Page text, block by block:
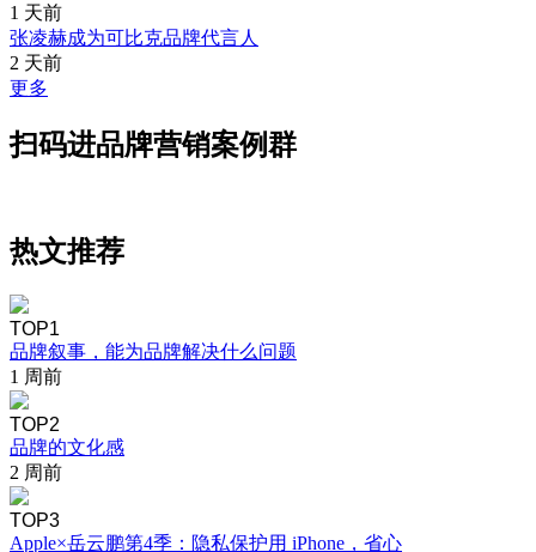
1 天前
张凌赫成为可比克品牌代言人
2 天前
更多
扫码进品牌营销案例群
热文推荐
TOP1
品牌叙事，能为品牌解决什么问题
1 周前
TOP2
品牌的文化感
2 周前
TOP3
Apple×岳云鹏第4季：隐私保护用 iPhone，省心